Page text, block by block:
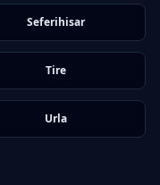
Seferihisar
Tire
Urla